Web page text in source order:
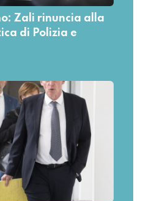
Zali rinuncia alla
di Polizia e